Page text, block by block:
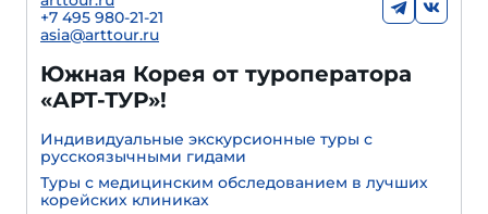
+7 495 980-21-21
asia@arttour.ru
Южная Корея от туроператора
«АРТ-ТУР»!
Индивидуальные экскурсионные туры с
русскоязычными гидами
Туры с медицинским обследованием в лучших
корейских клиниках